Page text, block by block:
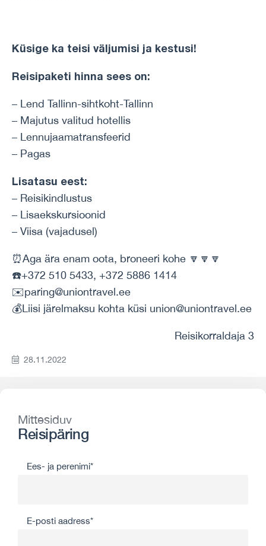
Küsige ka teisi väljumisi ja kestusi!
Reisipaketi hinna sees on:
– Lend Tallinn-sihtkoht-Tallinn
– Majutus valitud hotellis
– Lennujaamatransfeerid
– Pagas
Lisatasu eest:
– Reisikindlustus
– Lisaekskursioonid
– Viisa (vajadusel)
⏰Aga ära enam oota, broneeri kohe 🔽🔽🔽
☎️+372 510 5433, +372 5886 1414
✉️paring@uniontravel.ee
💰Liisi järelmaksu kohta küsi union@uniontravel.ee
Reisikorraldaja 3
28.11.2022
Mittesiduv
Reisipäring
Ees- ja perenimi*
E-posti aadress*